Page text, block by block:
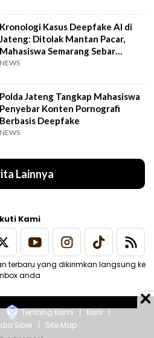
Kronologi Kasus Deepfake AI di
Jateng: Ditolak Mantan Pacar,
Mahasiswa Semarang Sebar
Konten Porno
NEWS
Polda Jateng Tangkap Mahasiswa
Penyebar Konten Pornografi
Berbasis Deepfake
NEWS
Lainnya
Kami
terbaru yang dikirimkan langsung ke
anda
Tentang Kami
Karir
Siber
Site Map